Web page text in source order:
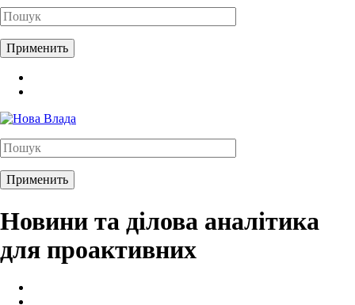
Новини та ділова аналітика
для проактивних